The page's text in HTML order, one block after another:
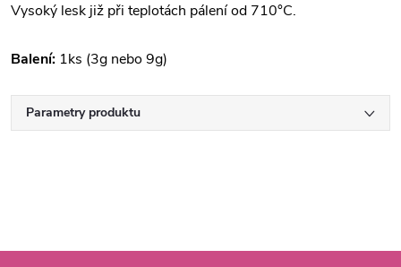
Vysoký lesk již při teplotách pálení od 710°C.
Balení: 1ks (3g nebo 9g)
Parametry produktu